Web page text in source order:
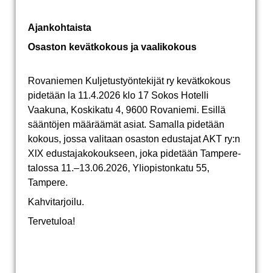
Ajankohtaista
Osaston kevätkokous ja vaalikokous
Rovaniemen Kuljetustyöntekijät ry kevätkokous
pidetään la 11.4.2026 klo 17 Sokos Hotelli
Vaakuna, Koskikatu 4, 9600 Rovaniemi. Esillä
sääntöjen määräämät asiat. Samalla pidetään
kokous, jossa valitaan osaston edustajat AKT ry:n
XIX edustajakokoukseen, joka pidetään Tampere-
talossa 11.–13.06.2026, Yliopistonkatu 55,
Tampere.
Kahvitarjoilu.
Tervetuloa!